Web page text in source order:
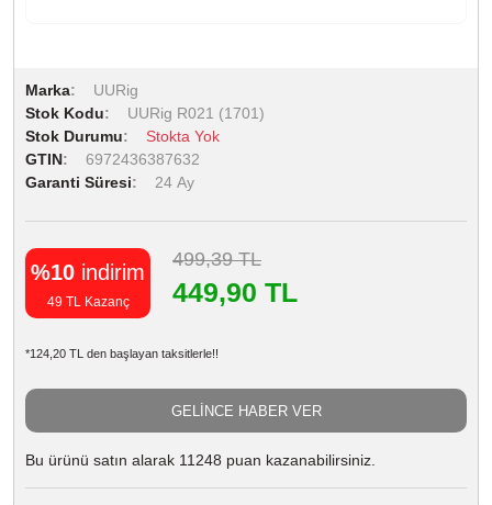
Marka
UURig
Stok Kodu
UURig R021 (1701)
Stok Durumu
Stokta Yok
GTIN
6972436387632
Garanti Süresi
24 Ay
%10 indirim
49 TL Kazanç
499,39 TL
449,90 TL
*124,20 TL den başlayan taksitlerle!!
GELİNCE HABER VER
Bu ürünü satın alarak 11248 puan kazanabilirsiniz.